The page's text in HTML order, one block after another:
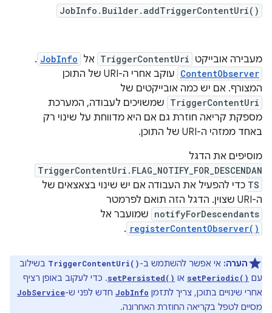
JobInfo.Builder.addTriggerContentUri()
מעבירה אובייקט TriggerContentUri אל JobInfo
.
ContentObserver
עוקב אחרי ה-URI של התוכן
המצורף. אם יש כמה אובייקטים של
TriggerContentUri שמשויכים לעבודה, המערכת
מספקת קריאה חוזרת גם אם היא מדווחת על שינוי רק
באחד ממזהי ה-URI של התוכן. ‫
מוסיפים את הדגל
TriggerContentUri.FLAG_NOTIFY_FOR_DESCENDAN
TS כדי להפעיל את העבודה אם יש שינוי בצאצאים של
ה-URI שצוין. הדגל הזה תואם לפרמטר
notifyForDescendants שמועבר אל
registerContentObserver()
.
הערה: אי אפשר להשתמש ב-TriggerContentUri() בשילוב
עם setPeriodic() או setPersisted(). כדי לעקוב באופן רציף
אחרי שינויים בתוכן, צריך לתזמן JobInfo חדש לפני ש-JobService
מסיים לטפל בקריאה החוזרת האחרונה.